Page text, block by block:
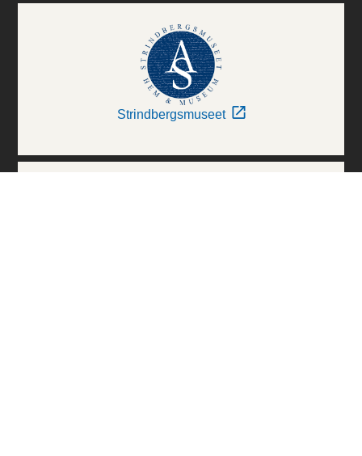
Strindbergsmuseet